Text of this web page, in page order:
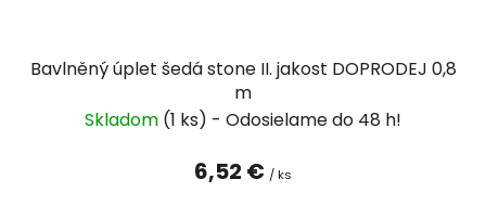
Bavlněný úplet šedá stone II. jakost DOPRODEJ 0,8
m
Skladom (1 ks)
6,52 € / ks